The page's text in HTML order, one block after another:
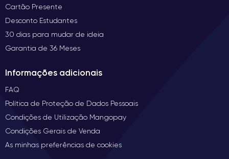
Cartão Presente
Desconto Estudantes
30 dias para mudar de ideia
Garantia de 36 Meses
Informações adicionais
FAQ
Política de Proteção de Dados Pessoais
Condições de Utilização Mangopay
Condições Gerais de Venda
As minhas preferências de cookies